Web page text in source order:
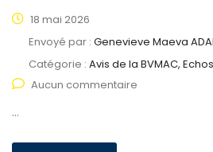
18 mai 2026
Envoyé par : Genevieve Maeva
Catégorie : Avis de la BVMAC,
Aucun commentaire
…